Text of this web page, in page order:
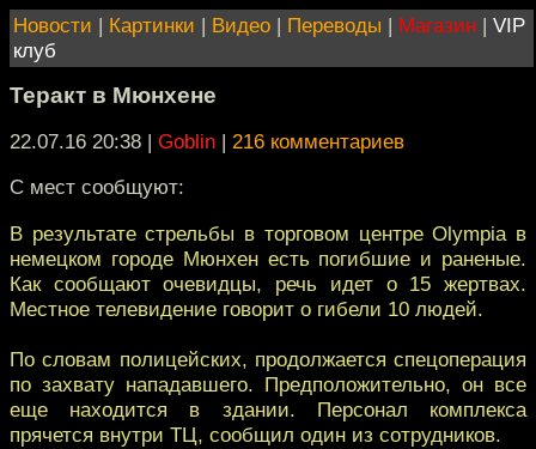
Новости | Картинки | Видео | Переводы | Магазин | VIP
клуб
Теракт в Мюнхене
22.07.16 20:38 | Goblin | 216 комментариев
С мест сообщуют:
В результате стрельбы в торговом центре Olympia в
немецком городе Мюнхен есть погибшие и раненые.
Как сообщают очевидцы, речь идет о 15 жертвах.
Местное телевидение говорит о гибели 10 людей.
По словам полицейских, продолжается спецоперация
по захвату нападавшего. Предположительно, он все
еще находится в здании. Персонал комплекса
прячется внутри ТЦ, сообщил один из сотрудников.